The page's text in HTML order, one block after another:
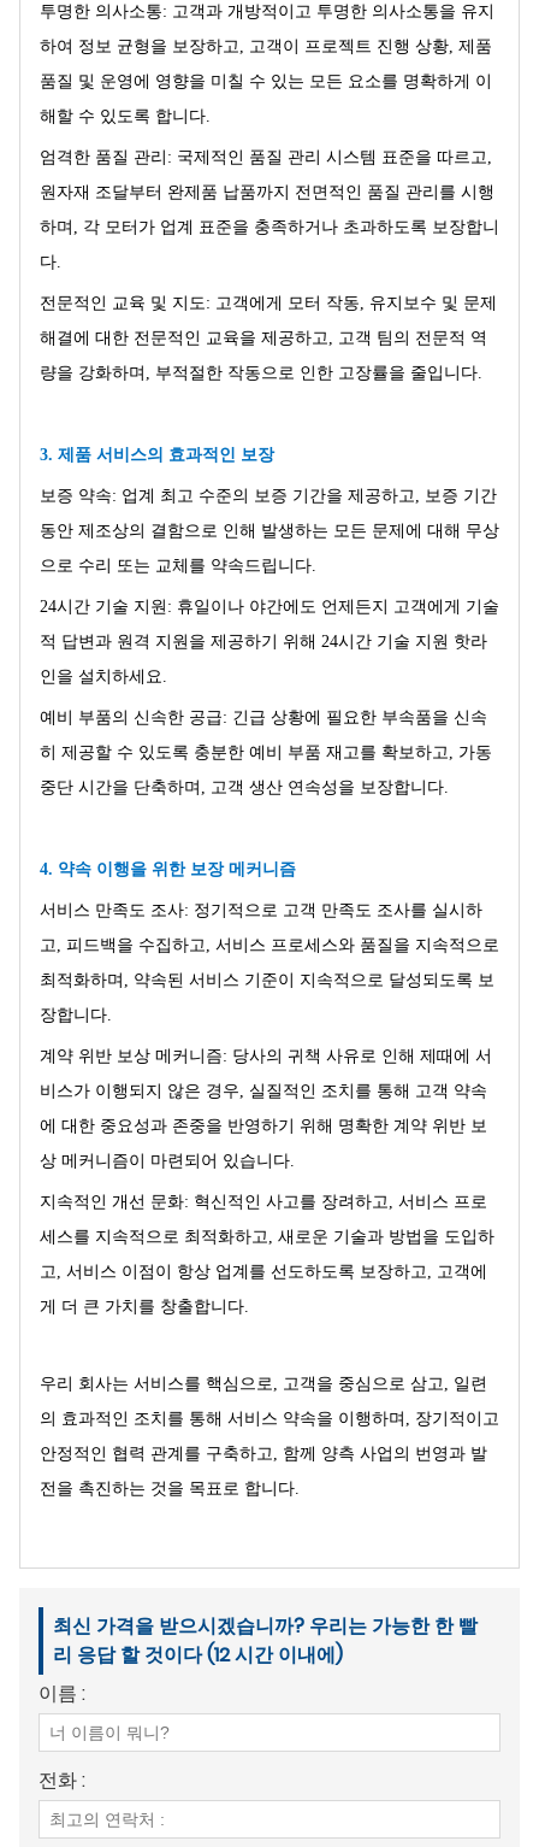
투명한 의사소통: 고객과 개방적이고 투명한 의사소통을 유지
하여 정보 균형을 보장하고, 고객이 프로젝트 진행 상황, 제품
품질 및 운영에 영향을 미칠 수 있는 모든 요소를 ​​명확하게 이
해할 수 있도록 합니다.
엄격한 품질 관리: 국제적인 품질 관리 시스템 표준을 따르고,
원자재 조달부터 완제품 납품까지 전면적인 품질 관리를 시행
하며, 각 모터가 업계 표준을 충족하거나 초과하도록 보장합니
다.
전문적인 교육 및 지도: 고객에게 모터 작동, 유지보수 및 문제
해결에 대한 전문적인 교육을 제공하고, 고객 팀의 전문적 역
량을 강화하며, 부적절한 작동으로 인한 고장률을 줄입니다.
3. 제품 서비스의 효과적인 보장
보증 약속: 업계 최고 수준의 보증 기간을 제공하고, 보증 기간
동안 제조상의 결함으로 인해 발생하는 모든 문제에 대해 무상
으로 수리 또는 교체를 약속드립니다.
24시간 기술 지원: 휴일이나 야간에도 언제든지 고객에게 기술
적 답변과 원격 지원을 제공하기 위해 24시간 기술 지원 핫라
인을 설치하세요.
예비 부품의 신속한 공급: 긴급 상황에 필요한 부속품을 신속
히 제공할 수 있도록 충분한 예비 부품 재고를 확보하고, 가동
중단 시간을 단축하며, 고객 생산 연속성을 보장합니다.
4. 약속 이행을 ​​위한 보장 메커니즘
서비스 만족도 조사: 정기적으로 고객 만족도 조사를 실시하
고, 피드백을 수집하고, 서비스 프로세스와 품질을 지속적으로
최적화하며, 약속된 서비스 기준이 지속적으로 달성되도록 보
장합니다.
계약 위반 보상 메커니즘: 당사의 귀책 사유로 인해 제때에 서
비스가 이행되지 않은 경우, 실질적인 조치를 통해 고객 약속
에 대한 중요성과 존중을 반영하기 위해 명확한 계약 위반 보
상 메커니즘이 마련되어 있습니다.
지속적인 개선 문화: 혁신적인 사고를 장려하고, 서비스 프로
세스를 지속적으로 최적화하고, 새로운 기술과 방법을 도입하
고, 서비스 이점이 항상 업계를 선도하도록 보장하고, 고객에
게 더 큰 가치를 창출합니다.
우리 회사는 서비스를 핵심으로, 고객을 중심으로 삼고, 일련
의 효과적인 조치를 통해 서비스 약속을 이행하며, 장기적이고
안정적인 협력 관계를 구축하고, 함께 양측 사업의 번영과 발
전을 촉진하는 것을 목표로 합니다.
최신 가격을 받으시겠습니까? 우리는 가능한 한 빨
리 응답 할 것이다 (12 시간 이내에)
이름 :
전화 :